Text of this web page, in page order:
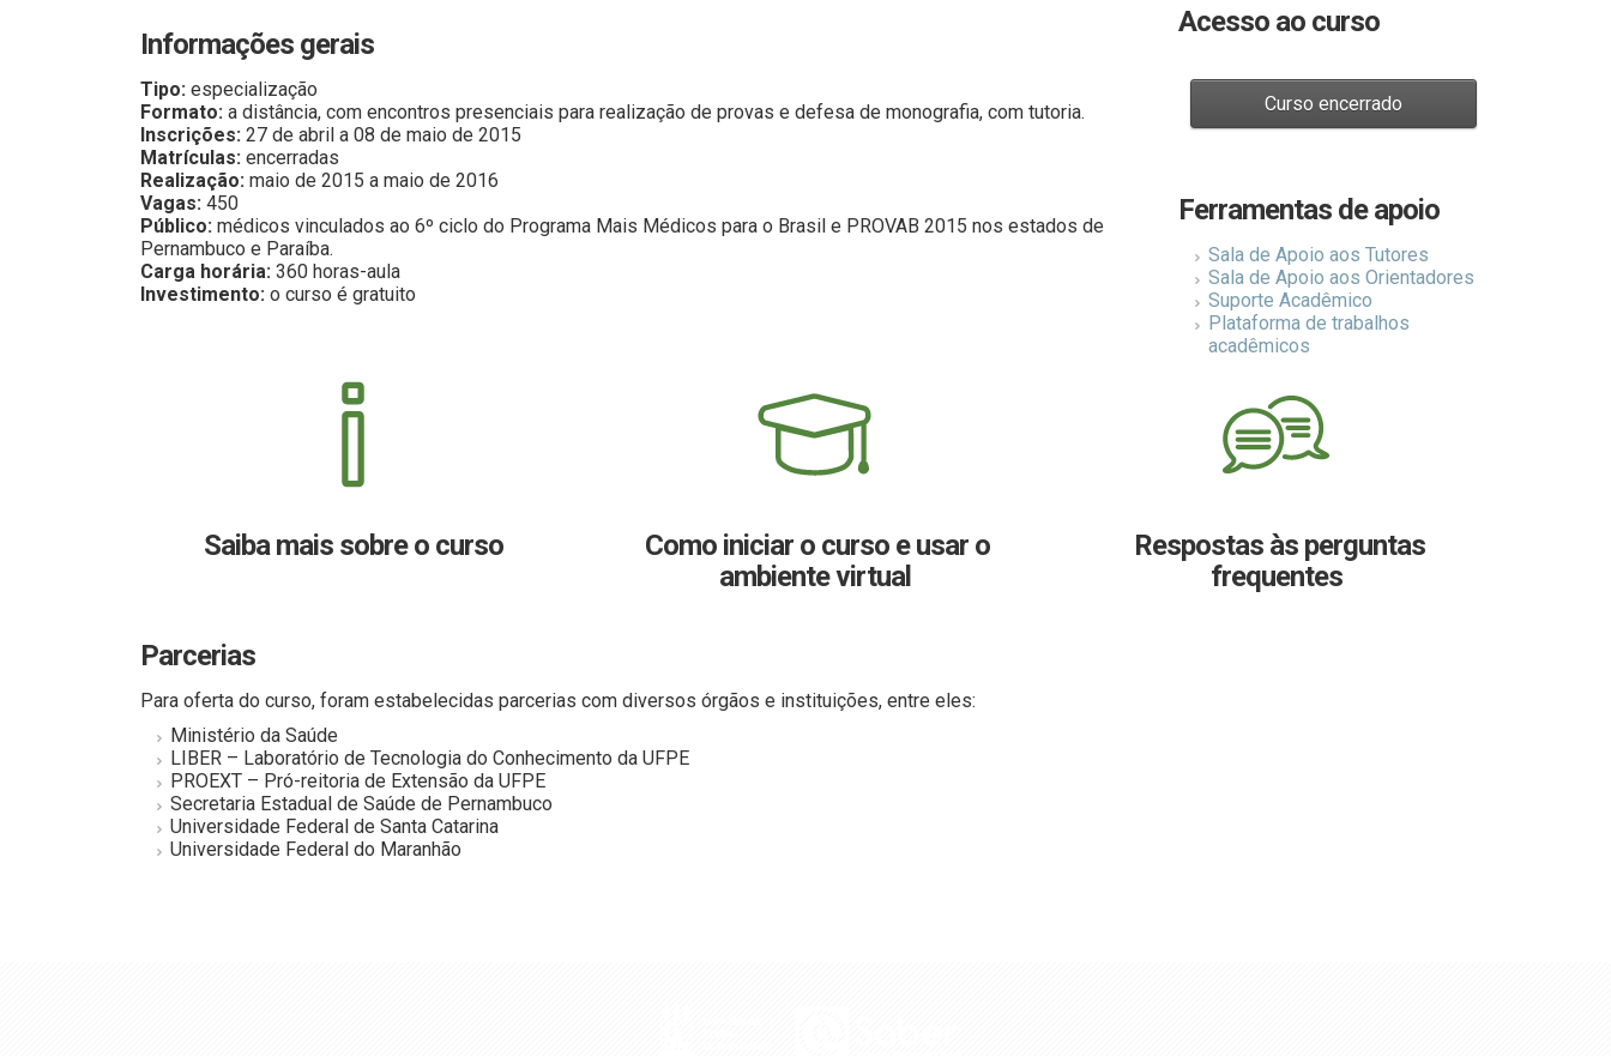
Informações gerais
Tipo: especialização
Formato: a distância, com encontros presenciais para realização de provas e defesa de monografia, com tutoria.
Inscrições: 27 de abril a 08 de maio de 2015
Matrículas: encerradas
Realização: maio de 2015 a maio de 2016
Vagas: 450
Público: médicos vinculados ao 6º ciclo do Programa Mais Médicos para o Brasil e PROVAB 2015 nos estados de
Pernambuco e Paraíba.
Carga horária: 360 horas-aula
Investimento: o curso é gratuito
Acesso ao curso
Ferramentas de apoio
Sala de Apoio aos Tutores
Sala de Apoio aos Orientadores
Suporte Acadêmico
Plataforma de trabalhos
acadêmicos
Saiba mais sobre o curso
Como iniciar o curso e usar o
ambiente virtual
Respostas às perguntas
frequentes
Parcerias
Para oferta do curso, foram estabelecidas parcerias com diversos órgãos e instituições, entre eles:
Ministério da Saúde
LIBER – Laboratório de Tecnologia do Conhecimento da UFPE
PROEXT – Pró-reitoria de Extensão da UFPE
Secretaria Estadual de Saúde de Pernambuco
Universidade Federal de Santa Catarina
Universidade Federal do Maranhão